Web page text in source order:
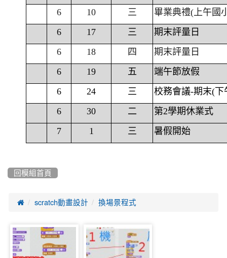
6
10 三
畢業典禮(上午國
6
17 三
期末評量日
6
18 四
期末評量日
6
19 五
端午節放假
6
24 三
校務會議-期末(下
6
30 二
第2學期休業式
7
1 三 暑假開始
回模組首頁
 scratch動畫設計 換場景程式
photo-
460
photo-
461